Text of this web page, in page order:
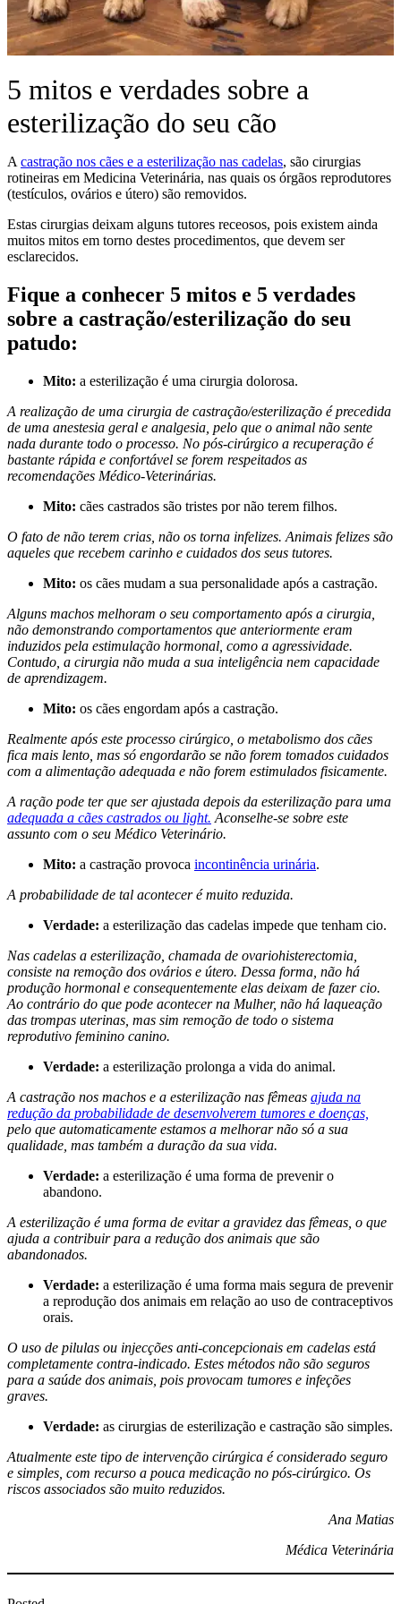
5 mitos e verdades sobre a
esterilização do seu cão
A castração nos cães e a esterilização nas cadelas, são cirurgias
rotineiras em Medicina Veterinária, nas quais os órgãos reprodutores
(testículos, ovários e útero) são removidos.
Estas cirurgias deixam alguns tutores receosos, pois existem ainda
muitos mitos em torno destes procedimentos, que devem ser
esclarecidos.
Fique a conhecer 5 mitos e 5 verdades
sobre a castração/esterilização do seu
patudo:
Mito: a esterilização é uma cirurgia dolorosa.
A realização de uma cirurgia de castração/esterilização é precedida
de uma anestesia geral e analgesia, pelo que o animal não sente
nada durante todo o processo. No pós-cirúrgico a recuperação é
bastante rápida e confortável se forem respeitados as
recomendações Médico-Veterinárias.
Mito: cães castrados são tristes por não terem filhos.
O fato de não terem crias, não os torna infelizes. Animais felizes são
aqueles que recebem carinho e cuidados dos seus tutores.
Mito: os cães mudam a sua personalidade após a castração.
Alguns machos melhoram o seu comportamento após a cirurgia,
não demonstrando comportamentos que anteriormente eram
induzidos pela estimulação hormonal, como a agressividade.
Contudo, a cirurgia não muda a sua inteligência nem capacidade
de aprendizagem.
Mito: os cães engordam após a castração.
Realmente após este processo cirúrgico, o metabolismo dos cães
fica mais lento, mas só engordarão se não forem tomados cuidados
com a alimentação adequada e não forem estimulados fisicamente.
A ração pode ter que ser ajustada depois da esterilização para uma
adequada a cães castrados ou light. Aconselhe-se sobre este
assunto com o seu Médico Veterinário.
Mito: a castração provoca incontinência urinária.
A probabilidade de tal acontecer é muito reduzida.
Verdade: a esterilização das cadelas impede que tenham cio.
Nas cadelas a esterilização, chamada de ovariohisterectomia,
consiste na remoção dos ovários e útero. Dessa forma, não há
produção hormonal e consequentemente elas deixam de fazer cio.
Ao contrário do que pode acontecer na Mulher, não há laqueação
das trompas uterinas, mas sim remoção de todo o sistema
reprodutivo feminino canino.
Verdade: a esterilização prolonga a vida do animal.
A castração nos machos e a esterilização nas fêmeas ajuda na
redução da probabilidade de desenvolverem tumores e doenças,
pelo que automaticamente estamos a melhorar não só a sua
qualidade, mas também a duração da sua vida.
Verdade: a esterilização é uma forma de prevenir o
abandono.
A esterilização é uma forma de evitar a gravidez das fêmeas, o que
ajuda a contribuir para a redução dos animais que são
abandonados.
Verdade: a esterilização é uma forma mais segura de prevenir
a reprodução dos animais em relação ao uso de contraceptivos
orais.
O uso de pilulas ou injecções anti-concepcionais em cadelas está
completamente contra-indicado. Estes métodos não são seguros
para a saúde dos animais, pois provocam tumores e infeções
graves.
Verdade: as cirurgias de esterilização e castração são simples.
Atualmente este tipo de intervenção cirúrgica é considerado seguro
e simples, com recurso a pouca medicação no pós-cirúrgico. Os
riscos associados são muito reduzidos.
Ana Matias
Médica Veterinária